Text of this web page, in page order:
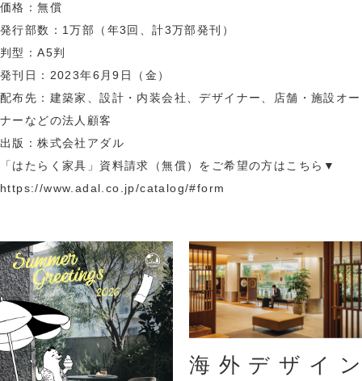
価格：無償
発行部数：1万部（年3回、計3万部発刊）
判型：A5判
発刊日：2023年6月9日（金）
配布先：建築家、設計・内装会社、デザイナー、店舗・施設オー
ナーなどの法人顧客
出版：株式会社アダル
「はたらく家具」資料請求（無償）をご希望の方はこちら▼
https://www.adal.co.jp/catalog/#form
海外デザイン